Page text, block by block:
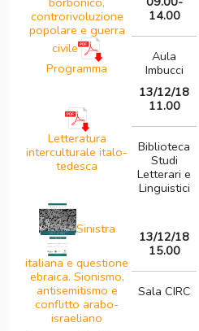
controrivoluzione
popolare e guerra
civile
Programma
14.00
Aula
Imbucci
Letteratura
interculturale italo-
tedesca
13/12/18
11.00
Biblioteca
Studi
Letterari e
Linguistici
Sinistra
italiana e questione
ebraica. Sionismo,
antisemitismo e
conflitto arabo-
israeliano
13/12/18
15.00
Sala CIRC